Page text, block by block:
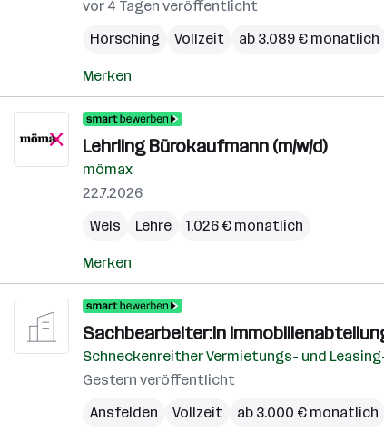
vor 4 Tagen veröffentlicht
Hörsching
Vollzeit ab 3.089 € monatlich
Merken
Lehrling Bürokaufmann (m/w/d)
mömax
22.7.2026
Wels
Lehre 1.026 € monatlich
Merken
Sachbearbeiter:in
Schneckenreither Vermietungs- und
Gestern veröffentlicht
Ansfelden
Vollzeit ab 3.000 € monatlich